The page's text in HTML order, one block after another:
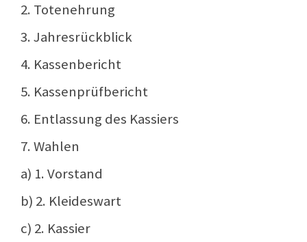
2. Totenehrung
3. Jahresrückblick
4. Kassenbericht
5. Kassenprüfbericht
6. Entlassung des Kassiers
7. Wahlen
a) 1. Vorstand
b) 2. Kleideswart
c) 2. Kassier